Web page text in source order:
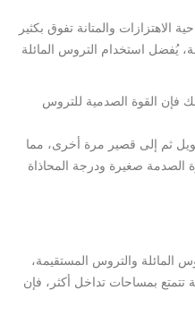
والمتانة تفوق بكثير
يُفضل استخدام التروس المائلة
فإن القوة الصدمية للتروس
ثم إلى قصير مرة أخرى، مما
الصدمة صغيرة ودرجة المحاذاة
المائلة والتروس المستقيمة،
تتمتع بمساحات تداخل أكثر، فإن